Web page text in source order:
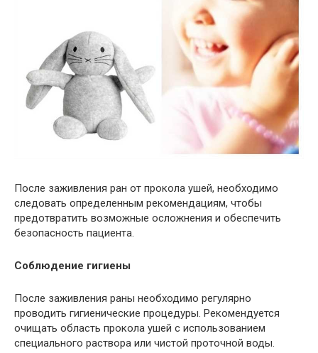
После заживления ран от прокола ушей, необходимо
следовать определенным рекомендациям, чтобы
предотвратить возможные осложнения и обеспечить
безопасность пациента.
Соблюдение гигиены
После заживления раны необходимо регулярно
проводить гигиенические процедуры. Рекомендуется
очищать область прокола ушей с использованием
специального раствора или чистой проточной воды.